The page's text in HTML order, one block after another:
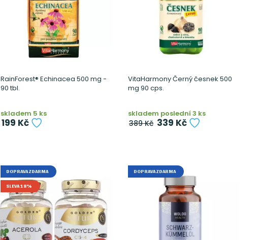
RainForest® Echinacea 500 mg -
90 tbl.
skladem 5 ks
199 Kč
VitaHarmony Černý česnek 500
mg 90 cps.
skladem poslední 3 ks
389 Kč 339 Kč
DOPRAVA ZDARMA
SLEVA 18%
DOPRAVA ZDARMA